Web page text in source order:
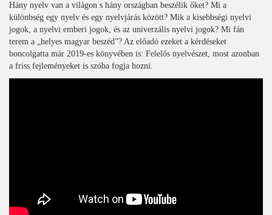
Hány nyelv van a világon s hány országban beszélik őket? Mi a
különbség egy nyelv és egy nyelvjárás között? Mik a kisebbségi nyelvi
jogok, a nyelvi emberi jogok, és az univerzális nyelvi jogok? Mi fán
terem a „helyes magyar beszéd”? Az előadó ezeket a kérdéseket
boncolgatta már 2019-es könyvében is: Felelős nyelvészet, most azonban
a friss fejleményeket is szóba fogja hozni.